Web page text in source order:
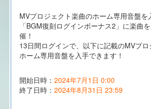
MVプロジェクト楽曲のホーム専用音盤を
「BGM復刻ログインボーナス2」に楽曲
催！
13日間ログインで、以下に記載のMVプ
ホーム専用音盤を入手できます！
開始日時： 2024年7月1日 0:00
終了日時： 2024年8月31日 23:59